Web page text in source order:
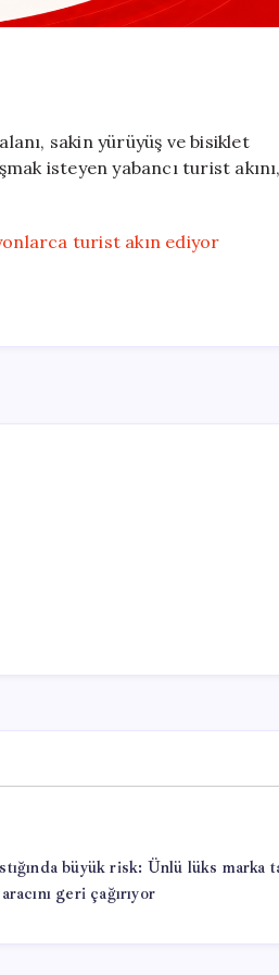
sakin yürüyüş ve bisiklet
isteyen yabancı turist
turist akın ediyor
büyük risk: Ünlü lüks marka
geri çağırıyor